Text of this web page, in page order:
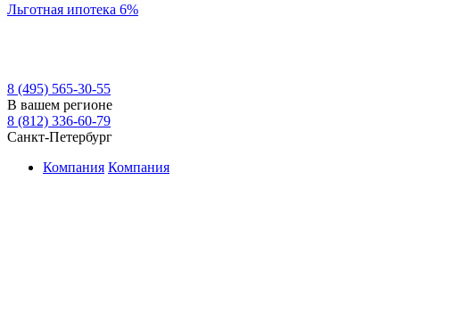
Льготная ипотека 6%
8 (495) 565-30-55
В вашем регионе
8 (812) 336-60-79
Санкт-Петербург
Компания Компания